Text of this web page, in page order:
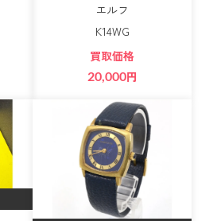
エルフ
K14WG
買取価格
20,000円